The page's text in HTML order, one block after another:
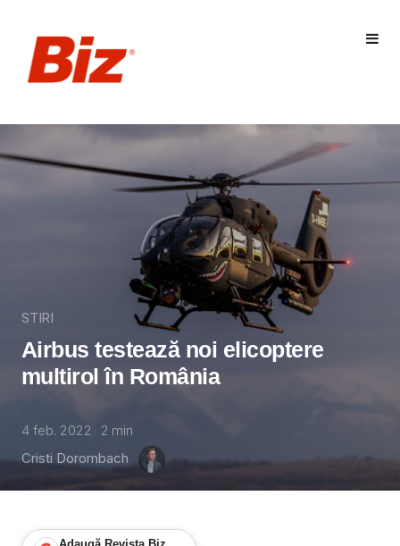
STIRI
Airbus testează noi elicoptere
multirol în România
4 feb. 2022 2 min
Cristi Dorombach